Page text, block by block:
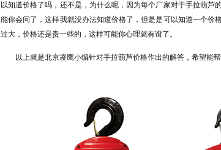
以知道价格了吗，还不是，为什么呢，因为每个厂家对于手拉葫
能你会问了，这样我就没办法知道价格了，但是是可以知道一个
过大，价格还是贵一些的，这样可能你心理就有谱了。
以上就是北京凌鹰小编针对手拉葫芦价格作出的解答，希望能帮